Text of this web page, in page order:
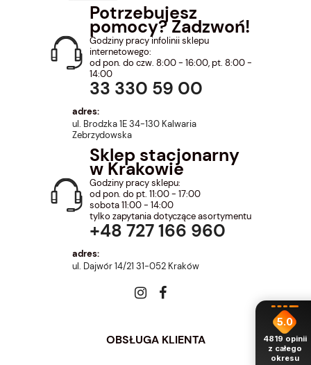
Potrzebujesz
pomocy? Zadzwoń!
Godziny pracy infolinii sklepu
internetowego:
od pon. do czw. 8:00 - 16:00, pt. 8:00 -
14:00
33 330 59 00
adres:
ul. Brodzka 1E 34-130 Kalwaria
Zebrzydowska
Sklep stacjonarny
w Krakowie
Godziny pracy sklepu:
od pon. do pt. 11:00 - 17:00
sobota 11:00 - 14:00
tylko zapytania dotyczące asortymentu
+48 727 166 960
adres:
ul. Dajwór 14/21 31-052 Kraków
OBSŁUGA KLIENTA
5.0
4819 opinii
z całego
okresu